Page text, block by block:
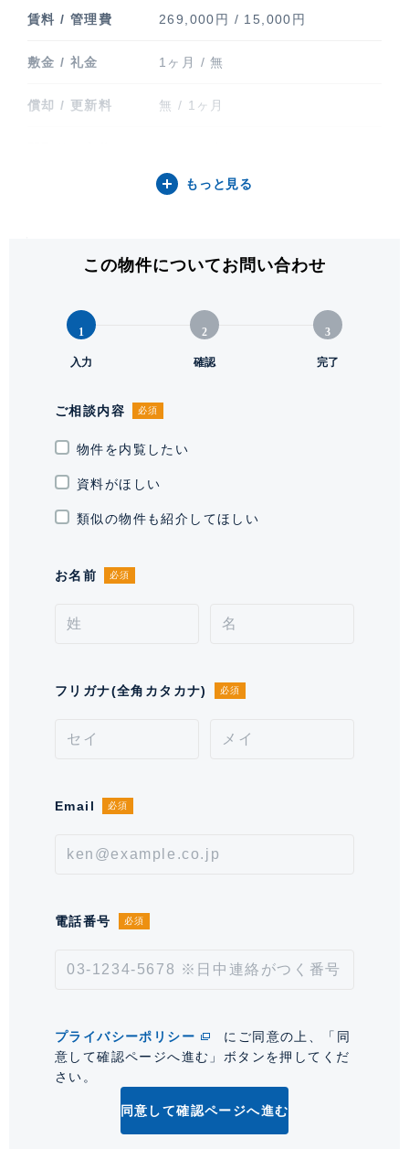
賃料 / 管理費 269,000円 / 15,000円
敷金 / 礼金 1ヶ月 / 無
償却 / 更新料 無 / 1ヶ月
42.21㎡ (12.76坪)
階建 / 所在階 地上13階建 / 13階部分
構造 / 総戸数 鉄筋コンクリート造
2024年1月
入居可能日 2026年8月中旬 予定
駐輪場・バイク置
駐輪場有り 1住戸1台無料。ステッ
通学区域小学校 お茶の水小学校(約200m)
■口座振替の場合手数料が発生いたします。■鍵交換費
続 月次1000円)。【年次型】初回保証料:契約時月額
会社による。
0
もっと見る
この物件についてお問い合わせ
1
入力
2
確認
3
完了
ご相談内容 必須
物件を内覧したい
資料がほしい
類似の物件も紹介してほしい
お名前 必須
フリガナ(全角カタカナ) 必須
Email 必須
電話番号 必須
プライバシーポリシー
にご同意の上、「同
意して確認ページへ進む」ボタンを押してくだ
さい。
同意して確認ページへ進む